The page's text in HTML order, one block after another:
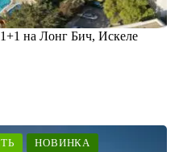
на Лонг Бич, Искеле
НОВИНКА